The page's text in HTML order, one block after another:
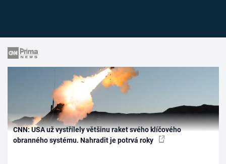
CNN: USA už vystřílely většinu raket svého klíčového
obranného systému. Nahradit je potrvá roky